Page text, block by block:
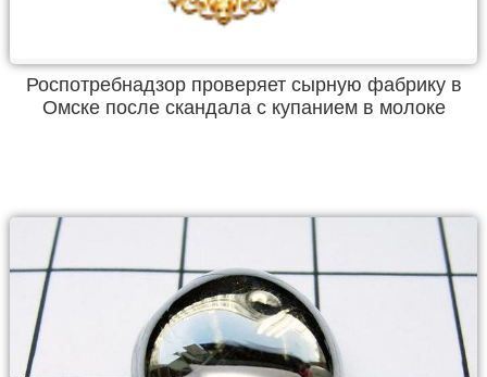
Роспотребнадзор проверяет сырную фабрику в
Омске после скандала с купанием в молоке